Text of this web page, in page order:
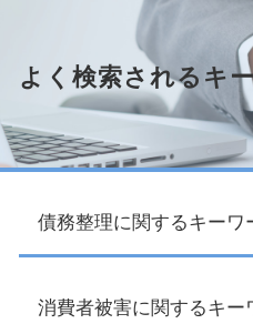
よく検索されるキ
債務整理に関するキーワ
個人再生 デメリット
消費者被害に関するキー